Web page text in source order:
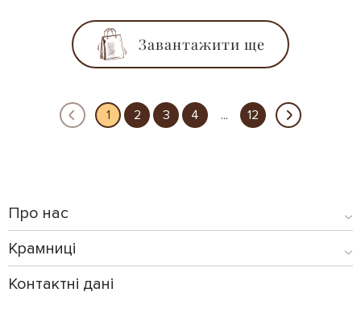
Завантажити ще
1 2 3 4 ... 12
Про нас
Крамниці
Контактні дані